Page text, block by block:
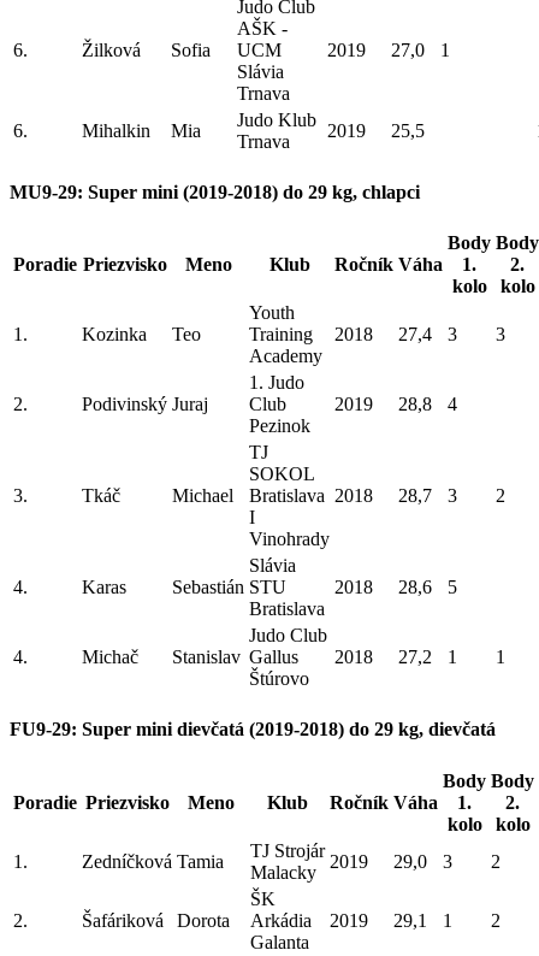
6. Žilková Sofia
Judo Club
AŠK -
UCM
Slávia
Trnava
2019 27,0 1
6. Mihalkin Mia
Judo Klub
Trnava
2019 25,5
MU9-29: Super mini (2019-2018) do 29 kg, chlapci
Poradie Priezvisko Meno Klub Ročník Váha
Body
1.
kolo
Body
2.
kolo
1. Kozinka Teo
Youth
Training
Academy
2018 27,4 3 3
2. Podivinský Juraj
1. Judo
Club
Pezinok
2019 28,8 4
3. Tkáč Michael
TJ
SOKOL
Bratislava
I
Vinohrady
2018 28,7 3 2
4. Karas Sebastián
Slávia
STU
Bratislava
2018 28,6 5
4. Michač Stanislav
Judo Club
Gallus
Štúrovo
2018 27,2 1 1
FU9-29: Super mini dievčatá (2019-2018) do 29 kg, dievčatá
Poradie Priezvisko Meno Klub Ročník Váha
Body
1.
kolo
Body
2.
kolo
1.
Zedníčková Tamia
TJ Strojár
Malacky
2019 29,0 3 2
2. Šafáriková Dorota
ŠK
Arkádia
Galanta
2019 29,1 1 2